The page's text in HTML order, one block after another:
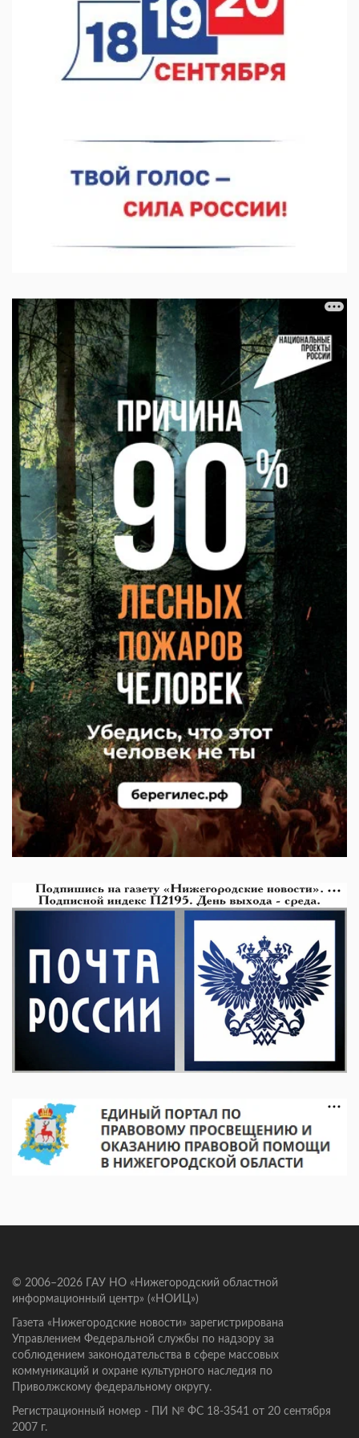
В Нижнем Новгороде прошло совещание Росгвардии
07.08.2026 12:04
© 2006–2026 ГАУ НО «Нижегородский областной
информационный центр» («НОИЦ»)
Газета «Нижегородские новости» зарегистрирована
Управлением Федеральной службы по надзору за
соблюдением законодательства в сфере массовых
коммуникаций и охране культурного наследия по
Приволжскому федеральному округу.
Регистрационный номер - ПИ № ФС 18-3541 от 20 сентября
2007 г.